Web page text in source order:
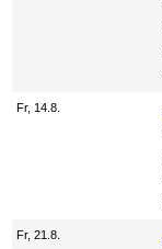
Fr, 14.8.
Fr, 21.8.